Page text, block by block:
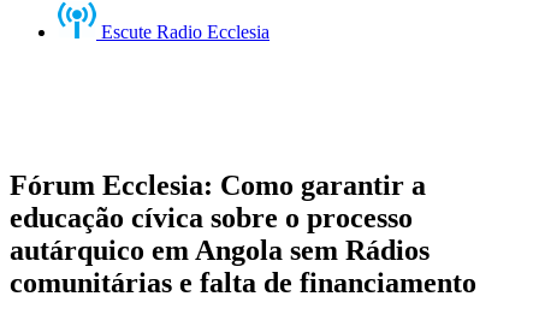
Escute Radio Ecclesia
Fórum Ecclesia: Como garantir a
educação cívica sobre o processo
autárquico em Angola sem Rádios
comunitárias e falta de financiamento